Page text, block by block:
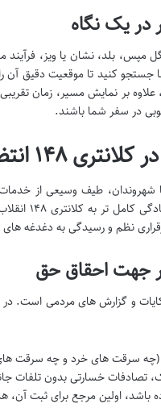
در یک نگاه
مپس، بلد، نشان یا ویز،
برنامه ها جستجو کنید تا موقعیت
بر نمایش مسیر، زمان
در سفر شما باشند.
شما را می کشد
با شهروندان، طیف وسیعی از
مراجعین
نظم و رسیدگی به دغدغه
جهت احقاق حق
سرقت های خرد و چه سرقت های
تصادفات خسارتی بدون تلفات
باشد، اولین مرجع برای ثبت آن،